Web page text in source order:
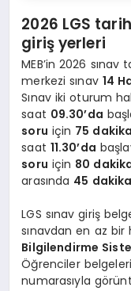
2026 LGS
giriş yerleri
MEB’in 2026
merkezi sınav 14
Sınav iki oturum
saat 09.30’da
soru için 75 dakika
saat 11.30’da
soru için 80
arasında 45
LGS sınav giriş
sınavdan en az
Bilgilendirme
Öğrenciler
numarasıyla